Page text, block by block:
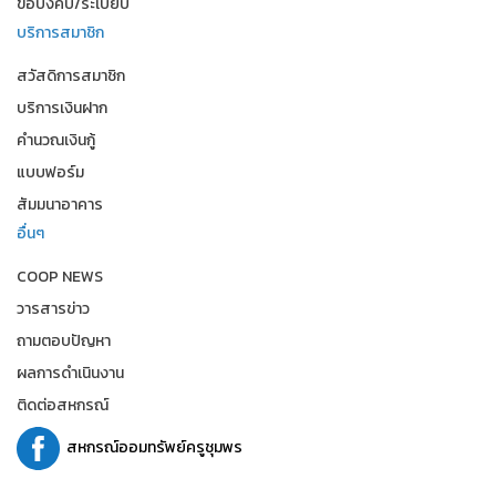
บริการสมาชิก
สวัสดิการสมาชิก
บริการเงินฝาก
คำนวณเงินกู้
แบบฟอร์ม
สัมมนาอาคาร
อื่นๆ
COOP NEWS
วารสารข่าว
ถามตอบปัญหา
ผลการดำเนินงาน
ติดต่อสหกรณ์
สหกรณ์ออมทรัพย์ครูชุมพร